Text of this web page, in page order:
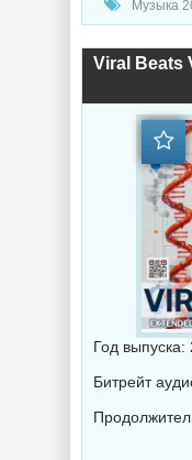
Музыка 2026 года /
Viral Beats
Год выпуска:
Битрейт